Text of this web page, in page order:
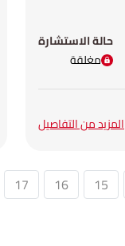
حالة الاستشارة
مغلقة
المزيد من التفاصيل
15
16
17